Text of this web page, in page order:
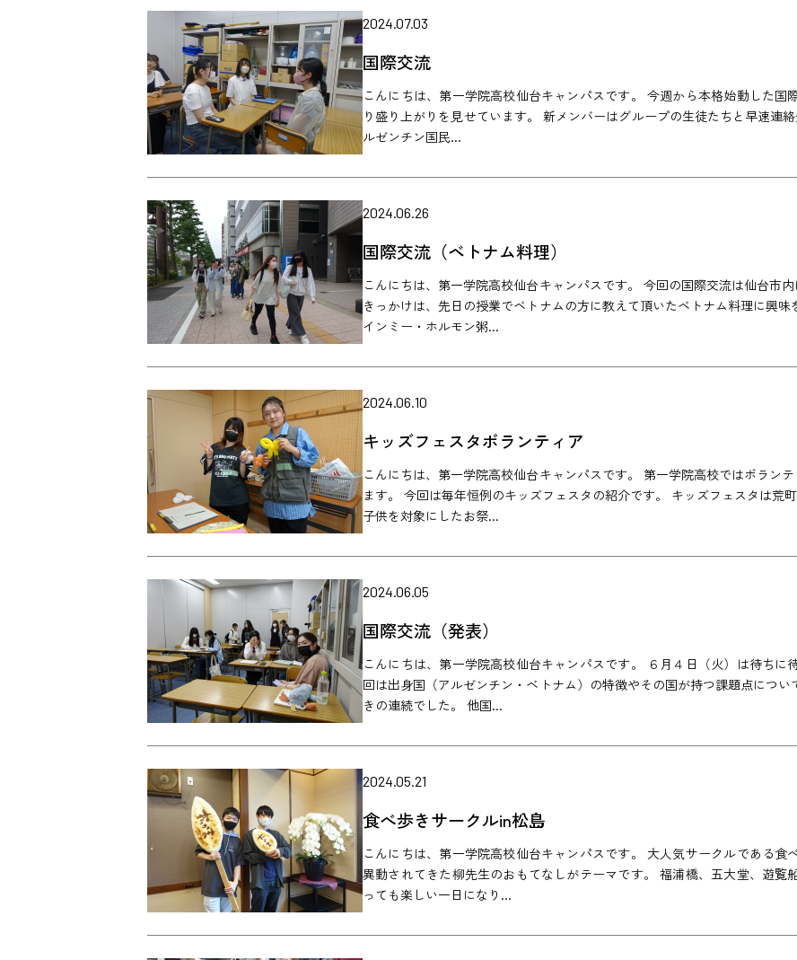
2024.07.03
国際交流
こんにちは、第一学院高校仙台キャンパスです。 今週から本格始動した国
り盛り上がりを見せています。 新メンバーはグループの生徒たちと早速
ルゼンチン国民...
2024.06.26
国際交流（ベトナム料理）
こんにちは、第一学院高校仙台キャンパスです。 今回の国際交流は仙台市
きっかけは、先日の授業でベトナムの方に教えて頂いたベトナム料理に興
インミー・ホルモン粥...
2024.06.10
キッズフェスタボランティア
こんにちは、第一学院高校仙台キャンパスです。 第一学院高校ではボラン
ます。 今回は毎年恒例のキッズフェスタの紹介です。 キッズフェスタは荒
子供を対象にしたお祭...
2024.06.05
国際交流（発表）
こんにちは、第一学院高校仙台キャンパスです。 ６月４日（火）は待ち
回は出身国（アルゼンチン・ベトナム）の特徴やその国が持つ課題点につ
きの連続でした。 他国...
2024.05.21
食べ歩きサークルin松島
こんにちは、第一学院高校仙台キャンパスです。 大人気サークルである
異動されてきた柳先生のおもてなしがテーマです。 福浦橋、五大堂、遊覧
っても楽しい一日になり...